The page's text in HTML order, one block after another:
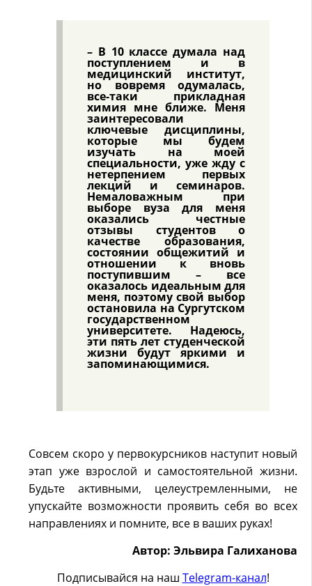
– В 10 классе думала над
поступлением и в
медицинский институт,
но вовремя одумалась,
все-таки прикладная
химия мне ближе. Меня
заинтересовали
ключевые дисциплины,
которые мы будем
изучать на моей
специальности, уже жду с
нетерпением первых
лекций и семинаров.
Немаловажным при
выборе вуза для меня
оказались честные
отзывы студентов о
качестве образования,
состоянии общежитий и
отношении к вновь
поступившим – все
оказалось идеальным для
меня, поэтому свой выбор
остановила на Сургутском
государственном
университете. Надеюсь,
эти пять лет студенческой
жизни будут яркими и
запоминающимися.
Совсем скоро у первокурсников наступит новый
этап уже взрослой и самостоятельной жизни.
Будьте активными, целеустремленными, не
упускайте возможности проявить себя во всех
направлениях и помните, все в ваших руках!
Автор: Эльвира Галиханова
Подписывайся на наш Telegram-канал!